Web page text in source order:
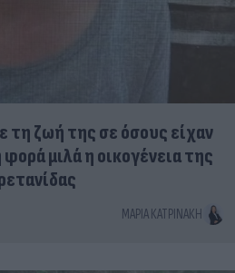
ζωή της σε όσους είχαν
μιλά η οικογένεια της
ΜΑΡΊΑ ΚΑΤΡΙΝΆΚΗ